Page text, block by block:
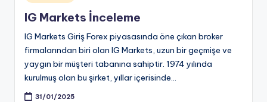
in
IG Markets İnceleme
IG Markets Giriş Forex piyasasında öne çıkan broker
firmalarından biri olan IG Markets, uzun bir geçmişe ve
yaygın bir müşteri tabanına sahiptir. 1974 yılında
kurulmuş olan bu şirket, yıllar içerisinde…
31/01/2025